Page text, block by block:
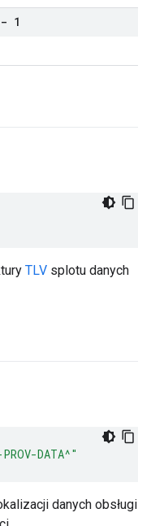
1
TLV splotu danych
DATA^"
danych obsługi